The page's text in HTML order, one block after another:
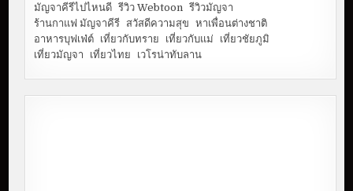
มัญจาคีรีไปไหนดี รีวิว Webtoon
รีวิวมัญจา
ร้านกาแฟ มัญจาคีรี สวัสดีความสุข
หาเพื่อนต่างชาติ
อาหารบุฟเฟ่ต์ เที่ยวกับทราย เที่ยวกับแม่
เที่ยวชัยภูมิ
เที่ยวมัญจา
เที่ยวไทย เวโรน่าทับลาน